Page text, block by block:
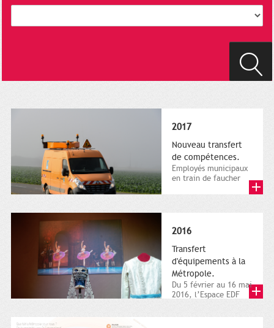
2017
Nouveau transfert
de compétences.
Employés municipaux
en train de faucher
2016
Transfert
d'équipements à la
Métropole.
Du 5 février au 16 mai
2016, l’Espace EDF